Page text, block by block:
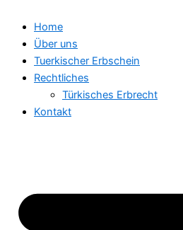
Home
Über uns
Tuerkischer Erbschein
Rechtliches
Türkisches Erbrecht
Kontakt